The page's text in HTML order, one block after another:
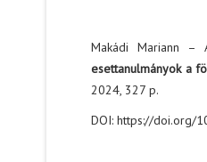
Makádi Mariann –
esettanulmányok a
2024, 327 p.
DOI: https://doi.org/